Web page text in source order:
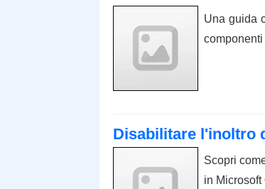
Una guida
Disabilitare l'inoltro
Scopri
in Microsoft